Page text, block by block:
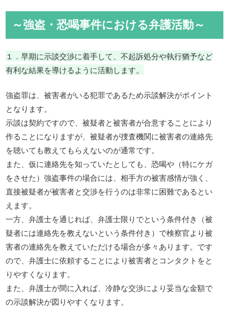
～強盗・恐喝事件における弁護活動～
１．早期に示談交渉に着手して、不起訴処分や執行猶予など
有利な結果を導けるように活動します。
強盗罪は、被害者がいる犯罪であるため示談解決がポイント
となります。
示談は契約ですので、被疑者と被害者が合意することにより
作ることになりますが、被疑者が捜査機関に被害者の連絡先
を聴いても教えてもらえないのが通常です。
また、仮に連絡先を知っていたとしても、恐喝や（特にケガ
をさせた）強盗事件の場合には、相手方の被害感情が強く、
直接被疑者が被害者と交渉を行うのは非常に困難であるとい
えます。
一方、弁護士を通じれば、弁護士限りでという条件付き（被
疑者には連絡先を教えないという条件付き）で検察官より被
害者の連絡先を教えていただける場合が多々あります。です
ので、弁護士に依頼することにより被害者とコンタクトをと
りやすくなります。
また、弁護士が間に入れば、冷静な交渉により妥当な金額で
の示談解決が図りやすくなります。